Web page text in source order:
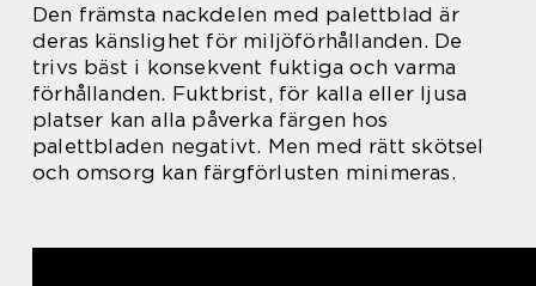
Den främsta nackdelen med palettblad är
deras känslighet för miljöförhållanden. De
trivs bäst i konsekvent fuktiga och varma
förhållanden. Fuktbrist, för kalla eller ljusa
platser kan alla påverka färgen hos
palettbladen negativt. Men med rätt skötsel
och omsorg kan färgförlusten minimeras.